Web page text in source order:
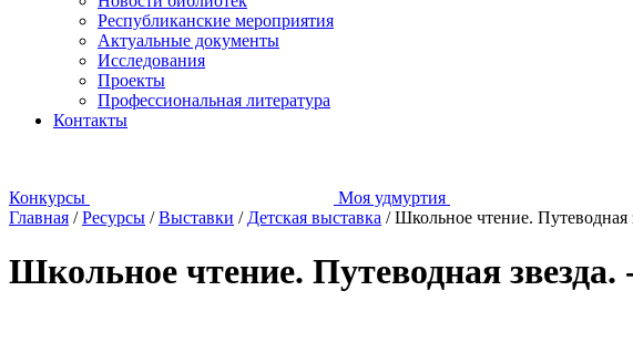
Республиканские мероприятия
Актуальные документы
Исследования
Проекты
Профессиональная литература
Контакты
Конкурсы Моя удмуртия
Главная /Ресурсы /Выставки / Детская выставка /Школьное чтение. Путеводная
Школьное чтение. Путеводная